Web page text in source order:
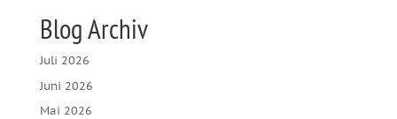
Blog Archiv
Juli 2026
Juni 2026
Mai 2026